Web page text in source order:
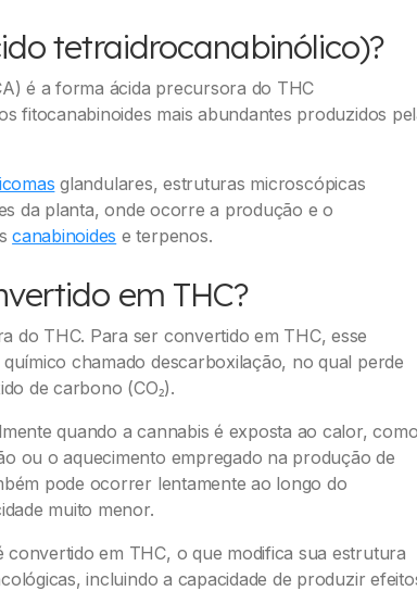
tetraidrocanabinólico)?
é a forma ácida precursora do THC
fitocanabinoides mais abundantes produzidos
glandulares, estruturas microscópicas
da planta, onde ocorre a produção e o
canabinoides e terpenos.
em THC?
do THC. Para ser convertido em THC, esse
chamado descarboxilação, no qual perde
de carbono (CO₂).
quando a cannabis é exposta ao calor, como
ou o aquecimento empregado na produção de
pode ocorrer lentamente ao longo do
muito menor.
em THC, o que modifica sua estrutura
incluindo a capacidade de produzir